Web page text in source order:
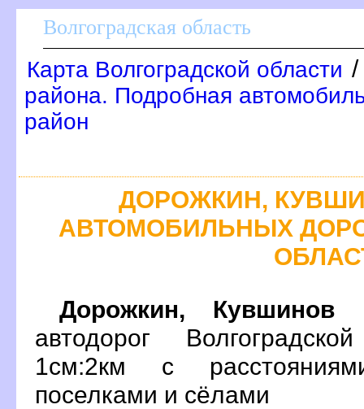
олгоградская область
Карта Волгоградской области /
района. Подробная
район
ДОРОЖКИН,
АВТОМОБИЛЬНЫХ
Дорожкин, Кувшино
автодорог
1см:2км с
поселками и сёлами